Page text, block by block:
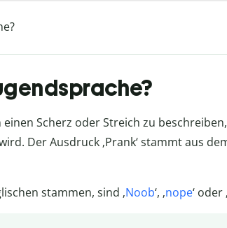
einen Scherz oder Streich zu
Der Ausdruck ‚Prank‘ stammt aus
stammen, sind ‚Noob‘, ‚nope‘ oder ‚